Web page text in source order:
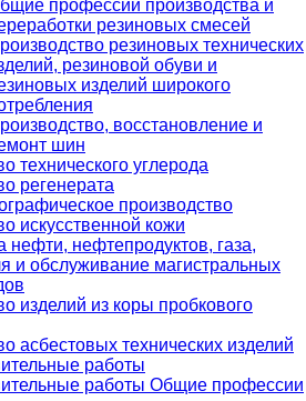
профессии производства и
резиновых смесей
резиновых технических
резиновой обуви и
изделий широкого
восстановление и
шин
технического углерода
регенерата
производство
искусственной кожи
нефти, нефтепродуктов, газа,
и обслуживание магистральных
изделий из коры пробкового
асбестовых технических изделий
работы
работы Общие профессии